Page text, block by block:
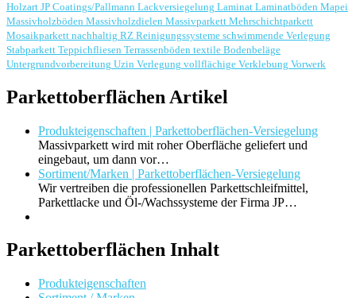
Holzart JP Coatings/Pallmann Lackversiegelung Laminat Laminatböden Mapei
Massivholzböden Massivholzdielen Massivparkett Mehrschichtparkett
Mosaikparkett nachhaltig RZ Reinigungssysteme schwimmende Verlegung
Stabparkett Teppichfliesen Terrassenböden textile Bodenbeläge
Untergrundvorbereitung Uzin Verlegung vollflächige Verklebung Vorwerk
Parkettoberflächen Artikel
Produkteigenschaften | Parkettoberflächen-Versiegelung
Massivparkett wird mit roher Oberfläche geliefert und
eingebaut, um dann vor…
Sortiment/Marken | Parkettoberflächen-Versiegelung
Wir vertreiben die professionellen Parkettschleifmittel,
Parkettlacke und Öl-/Wachssysteme der Firma JP…
Parkettoberflächen Inhalt
Produkteigenschaften